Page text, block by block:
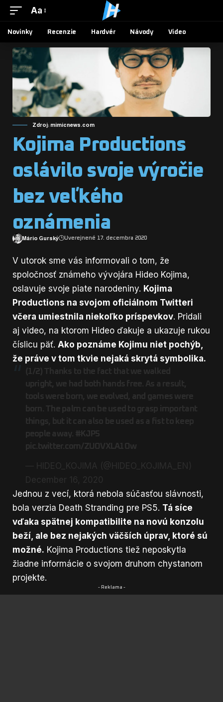
Aa
Novinky Recenzie Hardvér Návody Video
Zdroj: mimicnews.com
Kojima Productions
oslávilo svoje výročie
bez veľkého
oznámenia
Mário Gurský Uverejnené 17. decembra 2020
V utorok sme vás informovali o tom, že
spoločnosť známeho vývojára Hideo Kojima,
oslavuje svoje piate narodeniny. Kojima
Productions na svojom oficiálnom Twitteri
včera umiestnila niekoľko príspevkov. Pridali
aj video, na ktorom Hideo ďakuje a ukazuje rukou
číslicu päť. Ako poznáme Kojimu niet pochýb,
že práve v tom tkvie nejaká skrytá symbolika.
Jednou z vecí, ktorá nebola súčasťou slávnosti,
bola verzia Death Stranding pre PS5. Tá síce
vďaka spätnej kompatibilite na novú konzolu
beží, ale bez nejakých väčších úprav, ktoré sú
možné. Kojima Productions tiež neposkytla
žiadne informácie o svojom druhom chystanom
projekte.
- Reklama -